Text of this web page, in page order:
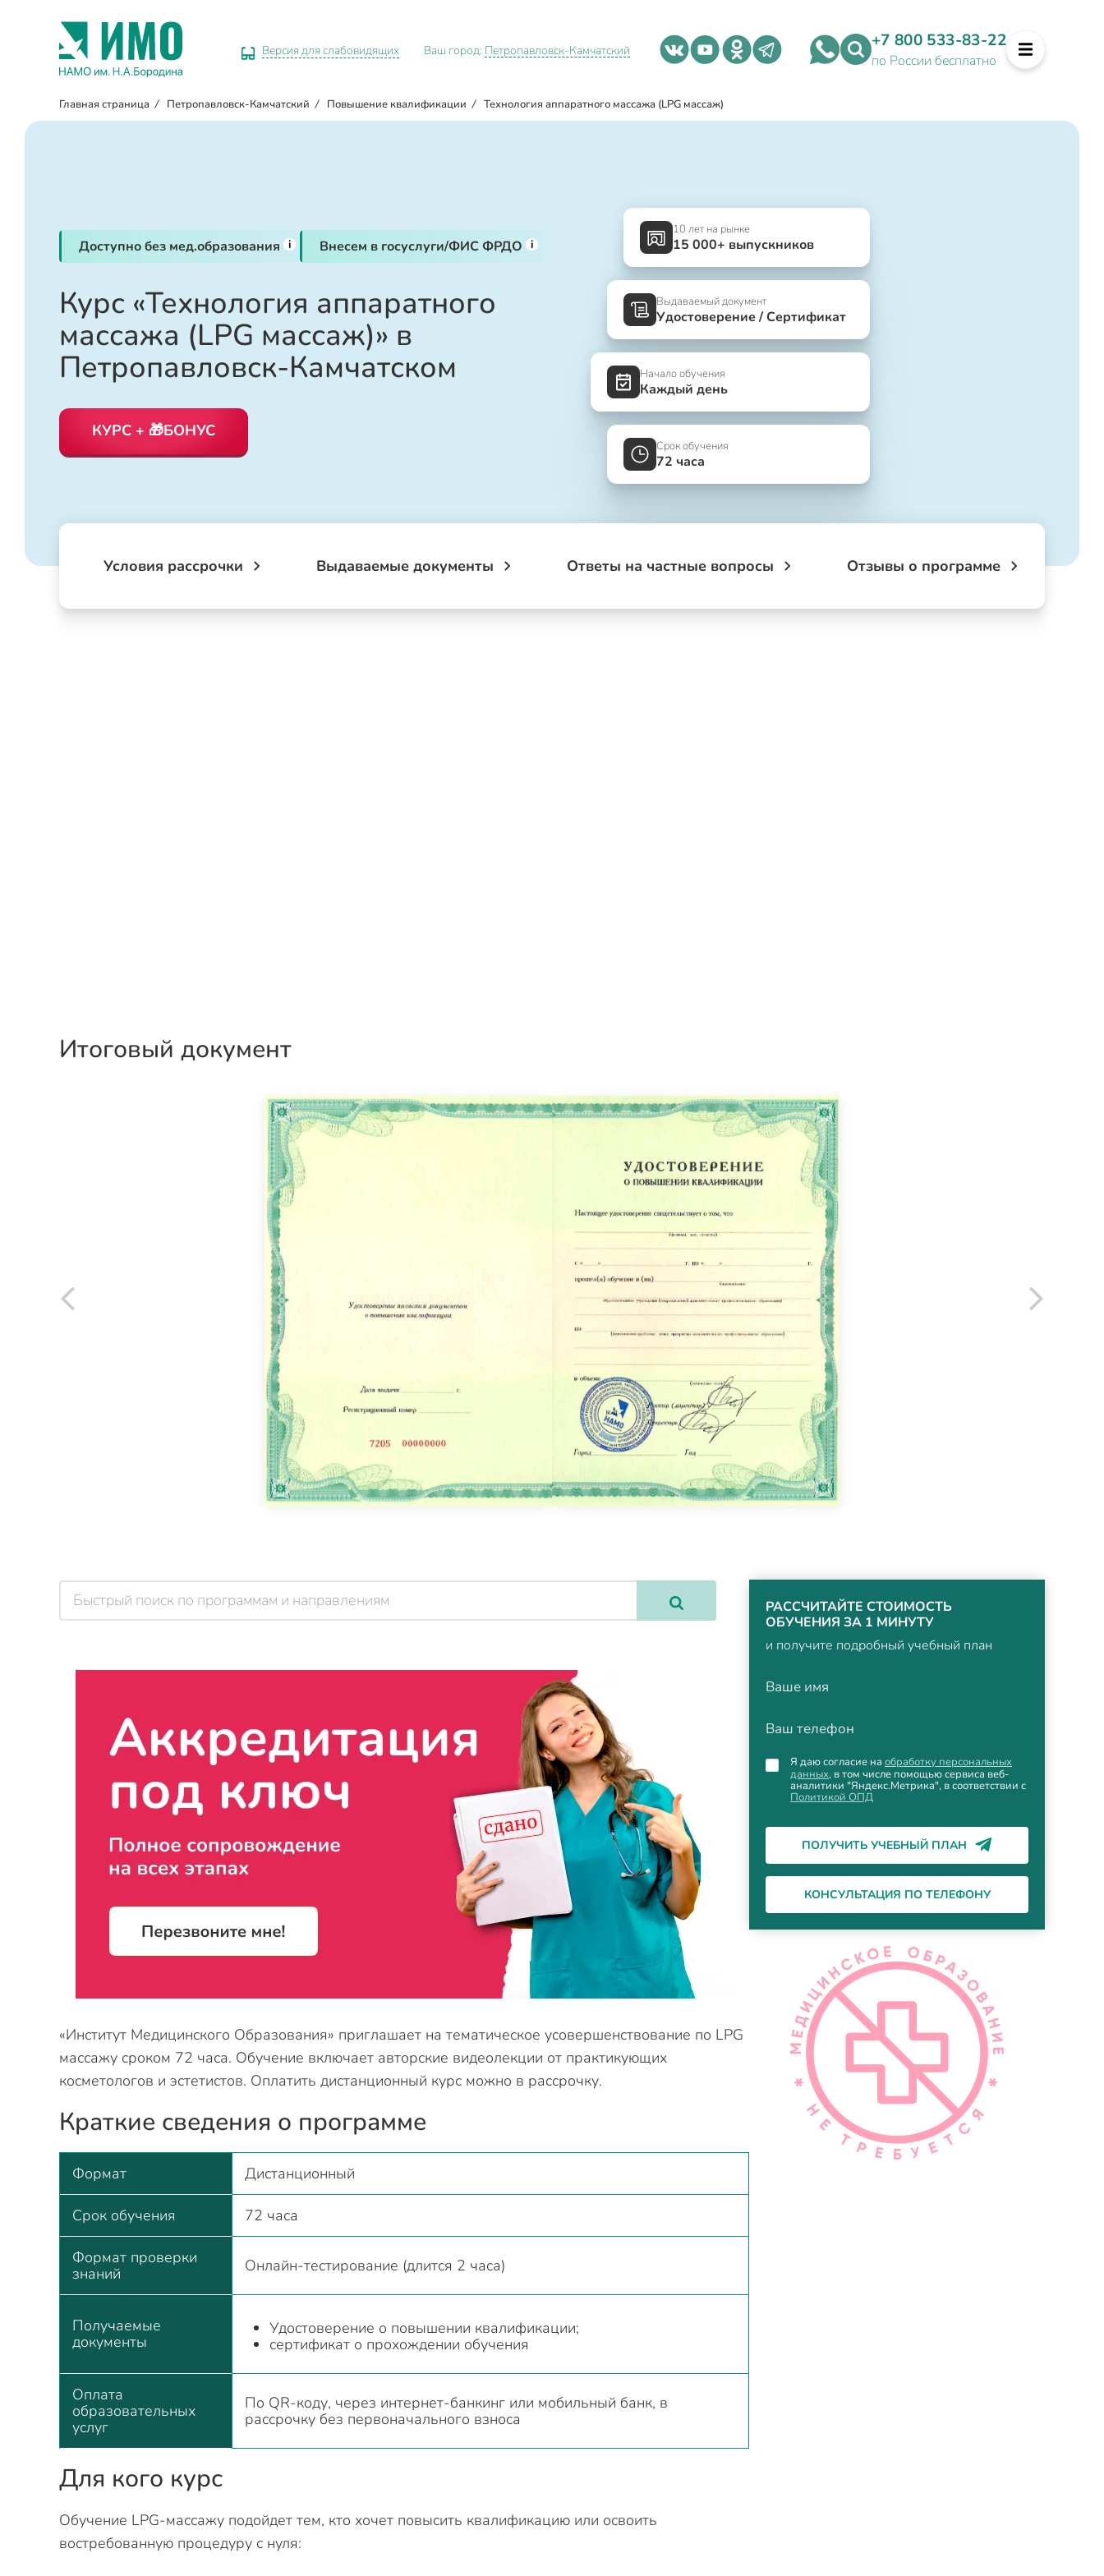
Версия для слабовидящих Ваш город: Петропавловск-Камчатский +7 800 533-83-22
по России бесплатно
Главная страница / Петропавловск-Камчатский / Повышение квалификации / Технология аппаратного массажа (LPG массаж)
Доступно без мед.образования i Внесем в госуслуги/ФИС ФРДО i
Курс «Технология аппаратного
массажа (LPG массаж)» в
Петропавловск-Камчатском
КУРС + 🎁БОНУС
10 лет на рынке
15 000+ выпускников
Выдаваемый документ
Удостоверение / Сертификат
Начало обучения
Каждый день
Срок обучения
72 часа
Условия рассрочки Выдаваемые документы Ответы на частные вопросы Отзывы о программе
Итоговый документ
РАССЧИТАЙТЕ СТОИМОСТЬ
ОБУЧЕНИЯ ЗА 1 МИНУТУ
и получите подробный учебный план
Ваше имя
Ваш телефон
Я даю согласие на обработку персональных
данных, в том числе помощью сервиса веб-
аналитики "Яндекс.Метрика", в соответствии с
Политикой ОПД
ПОЛУЧИТЬ УЧЕБНЫЙ ПЛАН
КОНСУЛЬТАЦИЯ ПО ТЕЛЕФОНУ
«Институт Медицинского Образования» приглашает на тематическое усовершенствование по LPG
массажу сроком 72 часа. Обучение включает авторские видеолекции от практикующих
косметологов и эстетистов. Оплатить дистанционный курс можно в рассрочку.
Краткие сведения о программе
Формат Дистанционный
Срок обучения 72 часа
Формат проверки
знаний
Онлайн-тестирование (длится 2 часа)
Получаемые
документы
Удостоверение о повышении квалификации;
сертификат о прохождении обучения
Оплата
образовательных
услуг
По QR-коду, через интернет-банкинг или мобильный банк, в
рассрочку без первоначального взноса
Для кого курс
Обучение LPG-массажу подойдет тем, кто хочет повысить квалификацию или освоить
востребованную процедуру с нуля: